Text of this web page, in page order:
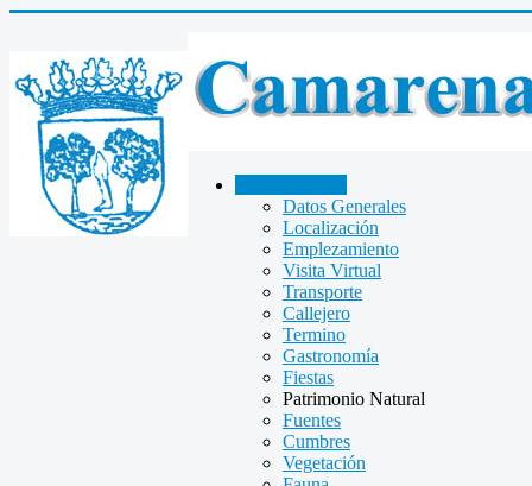
Datos Generales
Localización
Emplezamiento
Visita Virtual
Transporte
Callejero
Termino
Gastronomía
Fiestas
Patrimonio Natural
Fuentes
Cumbres
Vegetación